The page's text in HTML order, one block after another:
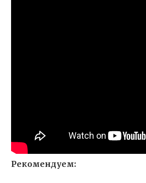
Рекомендуем: